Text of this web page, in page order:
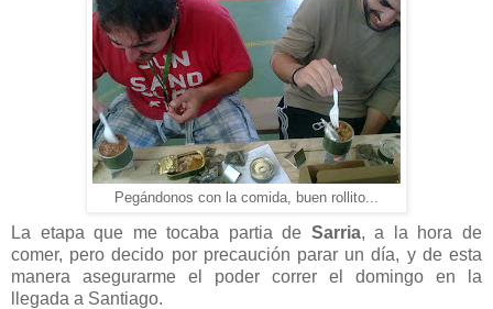
Pegándonos con la comida, buen rollito...
La etapa que me tocaba partia de Sarria, a la hora de
comer, pero decido por precaución parar un día, y de esta
manera asegurarme el poder correr el domingo en la
llegada a Santiago.